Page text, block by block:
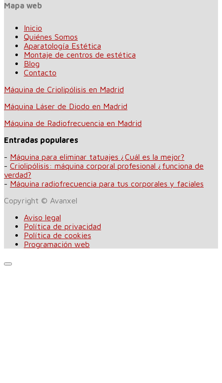
Mapa web
Inicio
Quiénes Somos
Aparatología Estética
Montaje de centros de estética
Blog
Contacto
Máquina de Criolipólisis en Madrid
Máquina Láser de Diodo en Madrid
Máquina de Radiofrecuencia en Madrid
Entradas populares
- Máquina para eliminar tatuajes ¿Cuál es la mejor?
- Criolipólisis: máquina corporal profesional ¿funciona de
verdad?
- Máquina radiofrecuencia para tus corporales y faciales
Copyright © Avanxel
Aviso legal
Política de privacidad
Política de cookies
Programación web